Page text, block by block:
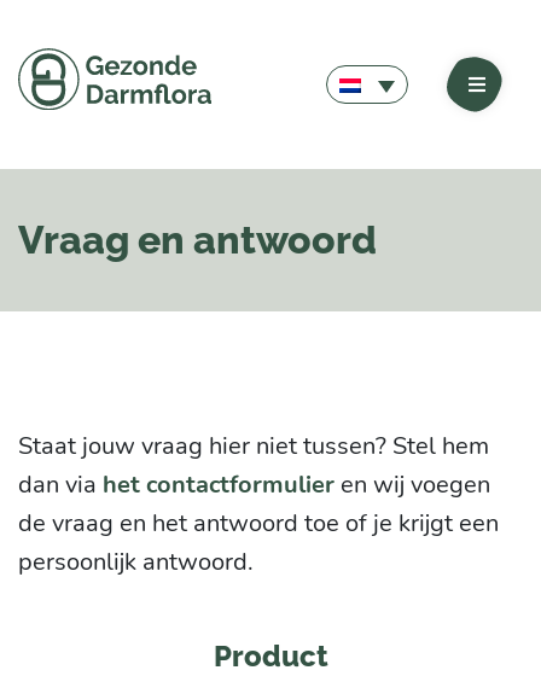
Vraag en antwoord
Staat jouw vraag hier niet tussen? Stel hem
dan via het contactformulier en wij voegen
de vraag en het antwoord toe of je krijgt een
persoonlijk antwoord.
Product